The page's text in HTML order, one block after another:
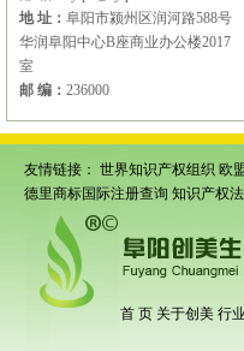
地 址： 阜阳市颍州区润河路588号
华润阜阳中心B座商业办公楼2017
室
邮 编： 236000
友情链接： 世界知识产权组织 欧
德里商标国际注册查询 知识产权
首 页 关于创美 行